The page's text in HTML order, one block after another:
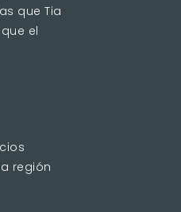
que Tia
el
región